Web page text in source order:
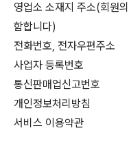
영업소 소재지 주소(회원
함합니다)
전화번호, 전자우편주소
사업자 등록번호
통신판매업신고번호
개인정보처리방침
서비스 이용약관